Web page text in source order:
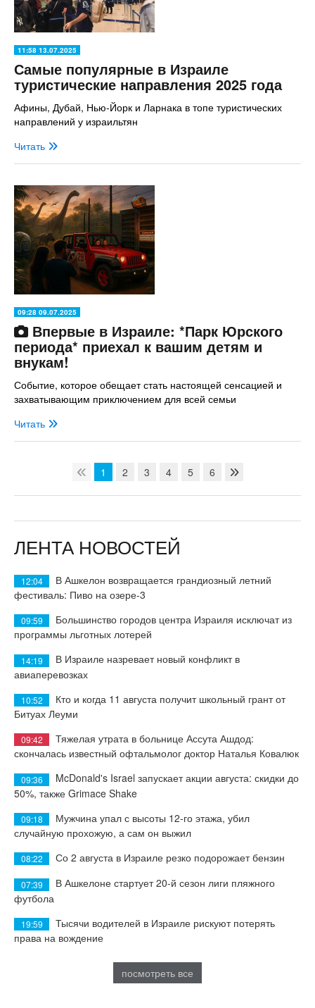
11:58 13.07.2025
Самые популярные в Израиле
туристические направления 2025 года
Афины, Дубай, Нью-Йорк и Ларнака в топе туристических
направлений у израильтян
Читать
09:28 09.07.2025
Впервые в Израиле: *Парк Юрского
периода* приехал к вашим детям и
внукам!
Событие, которое обещает стать настоящей сенсацией и
захватывающим приключением для всей семьи
Читать
1 2 3 4 5 6
ЛЕНТА НОВОСТЕЙ
12:04
В Ашкелон возвращается грандиозный летний
фестиваль: Пиво на озере-3
09:59
Большинство городов центра Израиля исключат из
программы льготных лотерей
14:19
В Израиле назревает новый конфликт в
авиаперевозках
10:52
Кто и когда 11 августа получит школьный грант от
Битуах Леуми
09:42
Тяжелая утрата в больнице Ассута Ашдод:
скончалась известный офтальмолог доктор Наталья Ковалюк
09:36
McDonald's Israel запускает акции августа: скидки до
50%, также Grimace Shake
09:18
Мужчина упал с высоты 12-го этажа, убил
случайную прохожую, а сам он выжил
08:22 Со 2 августа в Израиле резко подорожает бензин
07:39
В Ашкелоне стартует 20-й сезон лиги пляжного
футбола
19:59
Тысячи водителей в Израиле рискуют потерять
права на вождение
посмотреть все